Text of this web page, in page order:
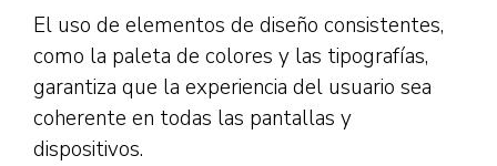
El uso de elementos de diseño consistentes,
como la paleta de colores y las tipografías,
garantiza que la experiencia del usuario sea
coherente en todas las pantallas y
dispositivos.